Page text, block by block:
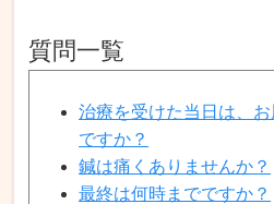
質問一覧
治療を受けた当日は、
ですか？
鍼は痛くありませんか？
最終は何時までですか？